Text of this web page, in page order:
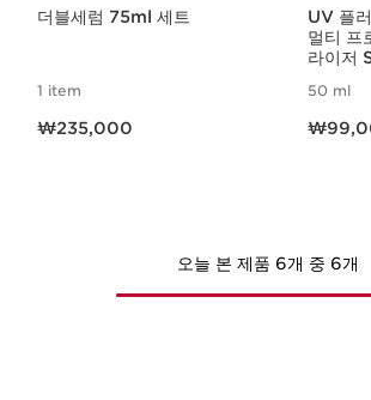
더블세럼 75ml 세트
1 item
₩235,000
UV 플
멀티 프
라이저
지 글로우
50 ml
오늘 본 제품 6개 중 6개